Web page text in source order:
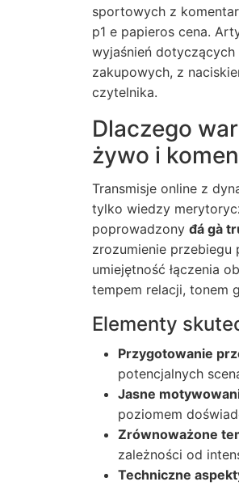
sportowych z
p1 e papieros cena.
wyjaśnień
zakupowych, z
czytelnika.
Dlaczego
żywo i
Transmisje online z
tylko wiedzy
poprowadzony đá gà
zrozumienie
umiejętność łączenia
tempem relacji, tonem
Elementy
Przygotowanie
potencjalnych
Jasne
poziomem
Zrównoważone
zależności od
Techniczne